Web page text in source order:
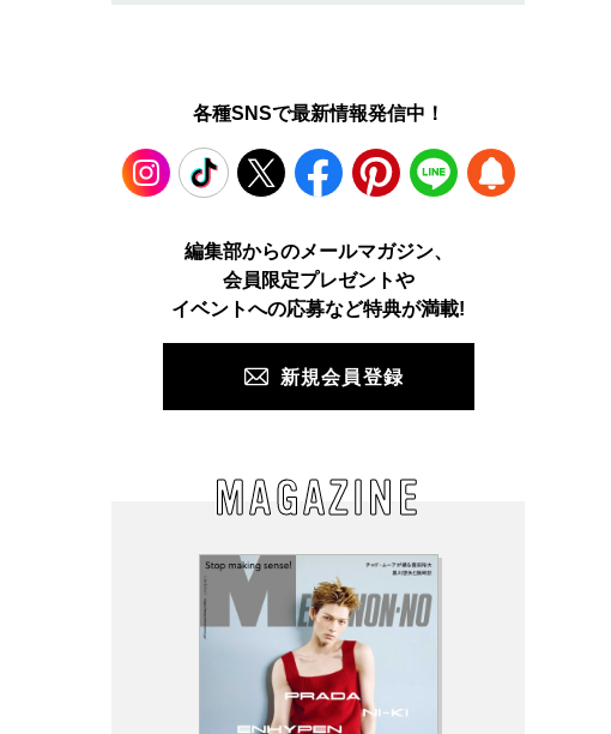
各種SNSで最新情報発信中！
TikTok Facebook Pinterest LINE
編集部からのメールマガジン、
会員限定プレゼントや
イベントへの応募など特典が満載!
新規会員登録
MAGAZINE